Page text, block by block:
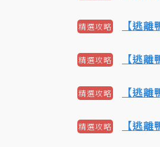
精選攻略 【逃
精選攻略 【逃
精選攻略 【逃
精選攻略 【逃